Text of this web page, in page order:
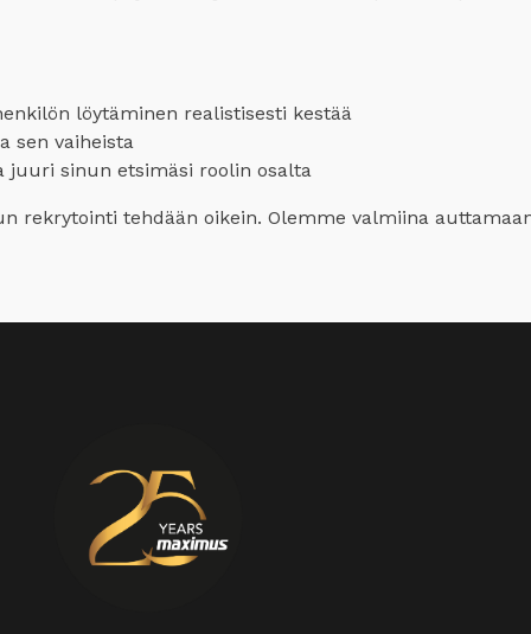
löytäminen realistisesti kestää
sen vaiheista
juuri sinun etsimäsi roolin osalta
rekrytointi tehdään oikein. Olemme valmiina